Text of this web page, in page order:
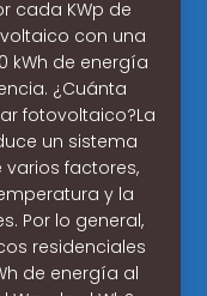
cada KWp de
con una
kWh de energía
¿Cuánta
fotovoltaico?La
un sistema
factores,
y la
Por lo general,
residenciales
de energía al